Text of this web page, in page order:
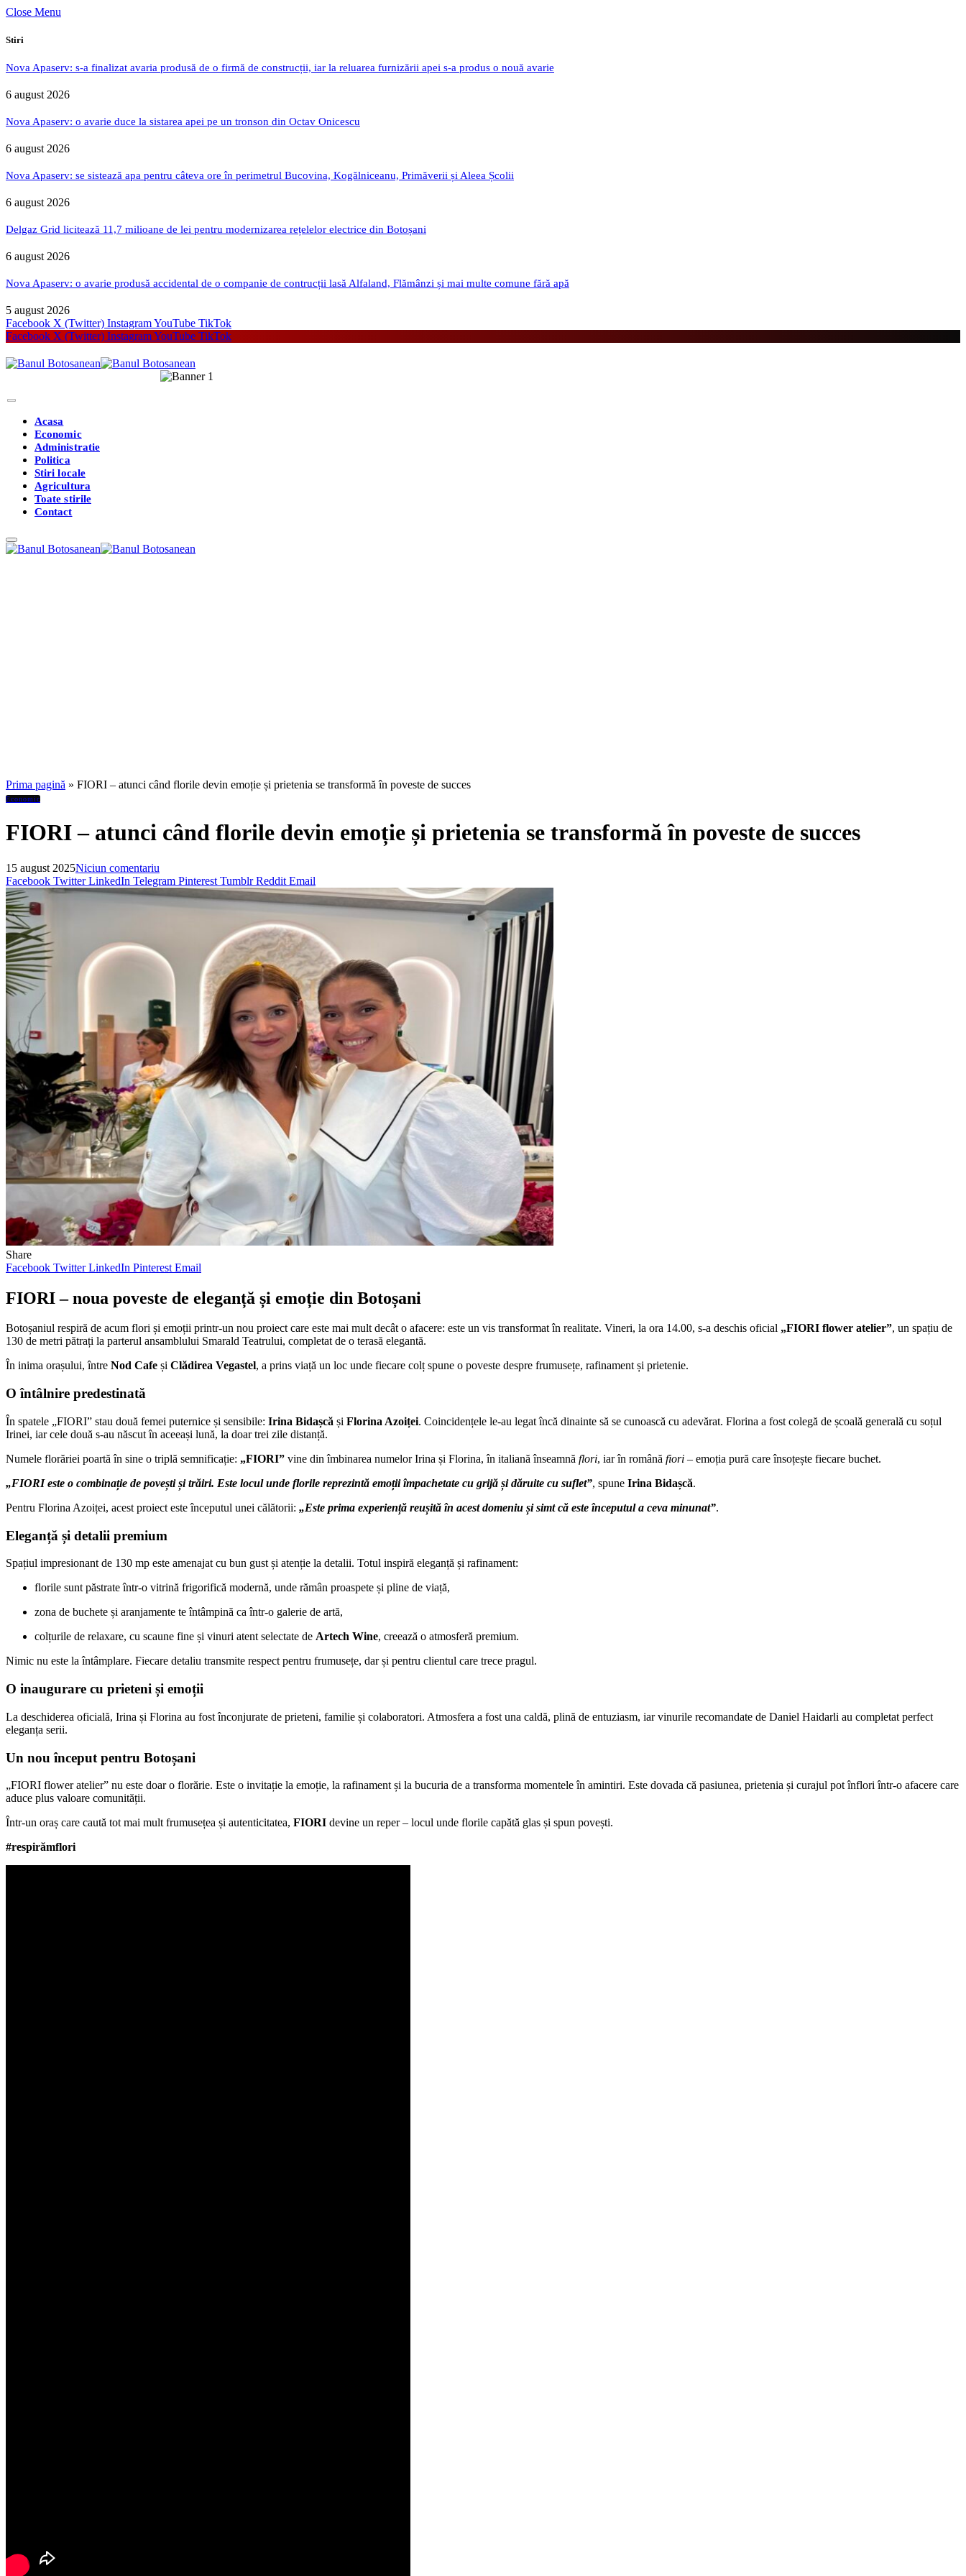
Close Menu
Stiri
Nova Apaserv: s-a finalizat avaria produsă de o firmă de construcții, iar la reluarea furnizării apei s-a produs o nouă avarie
6 august 2026
Nova Apaserv: o avarie duce la sistarea apei pe un tronson din Octav Onicescu
6 august 2026
Nova Apaserv: se sistează apa pentru câteva ore în perimetrul Bucovina, Kogălniceanu, Primăverii și Aleea Școlii
6 august 2026
Delgaz Grid licitează 11,7 milioane de lei pentru modernizarea rețelelor electrice din Botoșani
6 august 2026
Nova Apaserv: o avarie produsă accidental de o companie de contrucții lasă Alfaland, Flămânzi și mai multe comune fără apă
5 august 2026
Facebook X (Twitter) InstagramYouTube TikTok
Facebook X (Twitter) InstagramYouTube TikTok
Acasa
Economic
Administratie
Politica
Stiri locale
Agricultura
Toate stirile
Contact
Prima pagină » FIORI – atunci când florile devin emoție și prietenia se transformă în poveste de succes
Economic
FIORI – atunci când florile devin emoție și prietenia se transformă în poveste de succes
15 august 2025Niciun comentariu
Facebook Twitter LinkedIn Telegram Pinterest Tumblr Reddit Email
Share
Facebook Twitter LinkedIn Pinterest Email
FIORI – noua poveste de eleganță și emoție din Botoșani
Botoșaniul respiră de acum flori și emoții printr-un nou proiect care este mai mult decât o afacere: este un vis transformat în realitate. Vineri, la ora 14.00, s-a deschis oficial „FIORI flower atelier”, un spațiu de
130 de metri pătrați la parterul ansamblului Smarald Teatrului, completat de o terasă elegantă.
În inima orașului, între Nod Cafe și Clădirea Vegastel, a prins viață un loc unde fiecare colț spune o poveste despre frumusețe, rafinament și prietenie.
O întâlnire predestinată
În spatele „FIORI” stau două femei puternice și sensibile: Irina Bidașcă și Florina Azoiței. Coincidențele le-au legat încă dinainte să se cunoască cu adevărat. Florina a fost colegă de școală generală cu soțul
Irinei, iar cele două s-au născut în aceeași lună, la doar trei zile distanță.
Numele florăriei poartă în sine o triplă semnificație: „FIORI” vine din îmbinarea numelor Irina și Florina, în italiană înseamnă flori, iar în română fiori – emoția pură care însoțește fiecare buchet.
„FIORI este o combinație de povești și trăiri. Este locul unde florile reprezintă emoții împachetate cu grijă și dăruite cu suflet”, spune Irina Bidașcă.
Pentru Florina Azoiței, acest proiect este începutul unei călătorii: „Este prima experiență reușită în acest domeniu și simt că este începutul a ceva minunat”.
Eleganță și detalii premium
Spațiul impresionant de 130 mp este amenajat cu bun gust și atenție la detalii. Totul inspiră eleganță și rafinament:
florile sunt păstrate într-o vitrină frigorifică modernă, unde rămân proaspete și pline de viață,
zona de buchete și aranjamente te întâmpină ca într-o galerie de artă,
colțurile de relaxare, cu scaune fine și vinuri atent selectate de Artech Wine, creează o atmosferă premium.
Nimic nu este la întâmplare. Fiecare detaliu transmite respect pentru frumusețe, dar și pentru clientul care trece pragul.
O inaugurare cu prieteni și emoții
La deschiderea oficială, Irina și Florina au fost înconjurate de prieteni, familie și colaboratori. Atmosfera a fost una caldă, plină de entuziasm, iar vinurile recomandate de Daniel Haidarli au completat perfect
eleganța serii.
Un nou început pentru Botoșani
„FIORI flower atelier” nu este doar o florărie. Este o invitație la emoție, la rafinament și la bucuria de a transforma momentele în amintiri. Este dovada că pasiunea, prietenia și curajul pot înflori într-o afacere care
aduce plus valoare comunității.
Într-un oraș care caută tot mai mult frumusețea și autenticitatea, FIORI devine un reper – locul unde florile capătă glas și spun povești.
#respirămflori